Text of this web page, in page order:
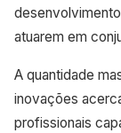
atuarem em
A quantidade
inovações
profissionais